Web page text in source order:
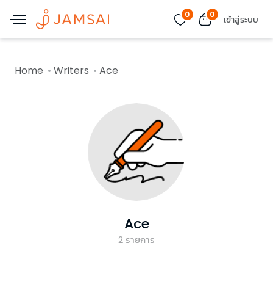
0 0 เข้าสู่ระบบ
Home Writers Ace
Ace
2รายการ